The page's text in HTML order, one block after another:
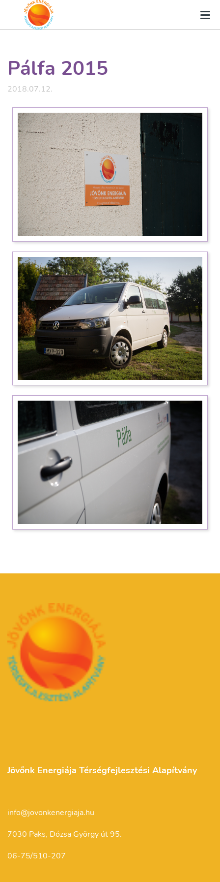
Pálfa 2015
2018.07.12.
Jövőnk Energiája Térségfejlesztési Alapítvány
info@jovonkenergiaja.hu
7030 Paks, Dózsa György út 95.
06-75/510-207